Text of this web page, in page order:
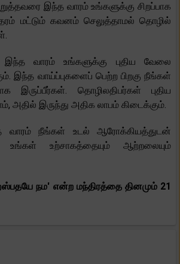
இந்த வாரம் உங்களுக்கு சிறப்பாக
தரம் மட்டும் கவனம் செலுத்தாமல் தொழில்
இந்த வாரம் உங்களுக்கு புதிய வேலை
இந்த வாய்ப்புகளைப் பெற்ற பிறகு நீங்கள்
இருப்பீர்கள். தொழிலதிபர்கள் புதிய
இருந்து அதிக லாபம் கிடைக்கும்.
வாரம் நீங்கள் உடல் ஆரோக்கியத்துடன்
உங்கள் உற்சாகத்தையும் ஆற்றலையும்
நம' என்ற மந்திரத்தை தினமும் 21